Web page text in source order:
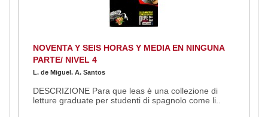
NOVENTA Y SEIS HORAS Y MEDIA EN NINGUNA
PARTE/ NIVEL 4
L. de Miguel. A. Santos
DESCRIZIONE Para que leas è una collezione di
letture graduate per studenti di spagnolo come li..